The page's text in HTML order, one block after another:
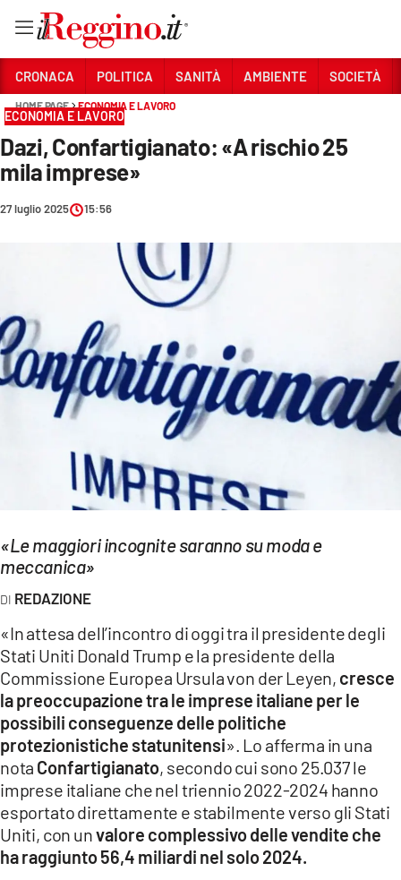
Sezioni
CRONACA
POLITICA
CULTURA
ECONOMIA E LAVORO
EVENTI
Streaming
LAC TV
Network
LACPLAY.IT
LACTV.IT
LACONAIR.IT
LACITYMAG.IT
ILREGGINO.IT
CRONACA POLITICA SANITÀ AMBIENTE SOCIETÀ
HOME PAGE ECONOMIA E LAVORO
ECONOMIA E LAVORO
Dazi, Confartigianato: «A rischio 25
mila imprese»
27 luglio 2025 15:56
«Le maggiori incognite saranno su moda e
meccanica»
REDAZIONE
«In attesa dell’incontro di oggi tra il presidente degli
Stati Uniti Donald Trump e la presidente della
Commissione Europea Ursula von der Leyen, cresce
la preoccupazione tra le imprese italiane per le
possibili conseguenze delle politiche
protezionistiche statunitensi». Lo afferma in una
nota Confartigianato, secondo cui sono 25.037 le
imprese italiane che nel triennio 2022-2024 hanno
esportato direttamente e stabilmente verso gli Stati
Uniti, con unvalore complessivo delle vendite che
ha raggiunto 56,4 miliardi nel solo 2024.